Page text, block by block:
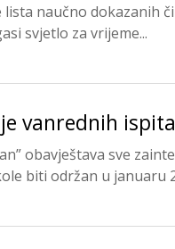
naučno dokazanih
svjetlo za vrijeme...
vanrednih
obavještava sve
biti održan u januaru